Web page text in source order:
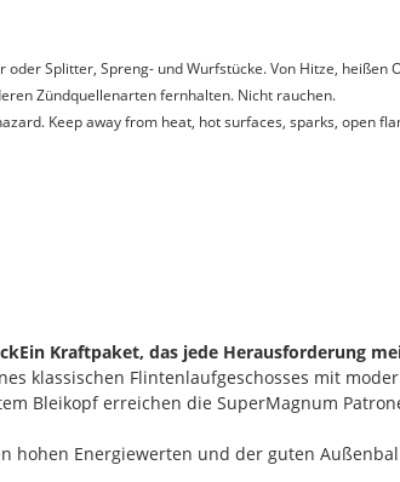
oder Splitter, Spreng- und Wurfstücke. Von Hitze, heißen
Zündquellenarten fernhalten. Nicht rauchen.
Keep away from heat, hot surfaces, sparks, open
Ein Kraftpaket, das jede Herausforderung
klassischen Flintenlaufgeschosses mit
Bleikopf erreichen die SuperMagnum
hohen Energiewerten und der guten